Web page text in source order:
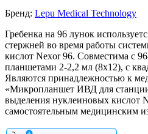
Бренд: Lepu Medical Technology
Гребенка на 96 лунок
стержней во время работы
кислот Nexor 96. Совместима с
планшетами 2-2,2 мл (8х12), с
Являются принадлежностью к
«Микропланшет ИВД для
выделения нуклеиновых кислот
самостоятельным медицинским